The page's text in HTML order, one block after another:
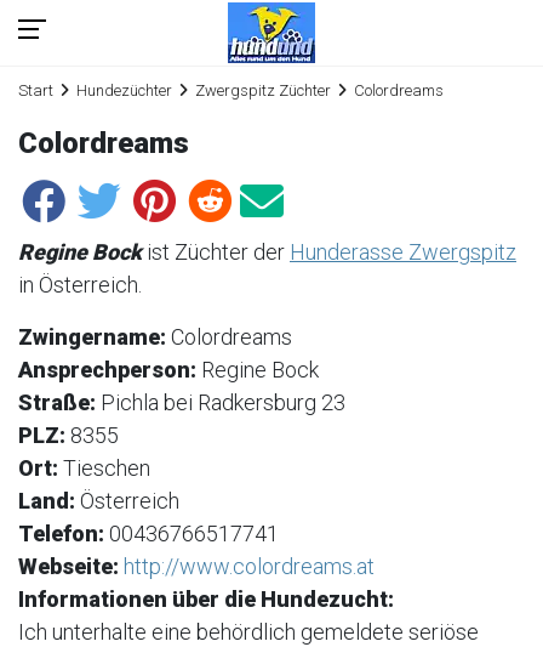
Start Hundezüchter Zwergspitz Züchter Colordreams
Colordreams
Regine Bockist Züchter der Hunderasse Zwergspitz
in Österreich.
Zwingername: Colordreams
Ansprechperson: Regine Bock
Straße: Pichla bei Radkersburg 23
PLZ: 8355
Ort: Tieschen
Land: Österreich
Telefon: 00436766517741
Webseite: http://www.colordreams.at
Informationen über die Hundezucht:
Ich unterhalte eine behördlich gemeldete seriöse